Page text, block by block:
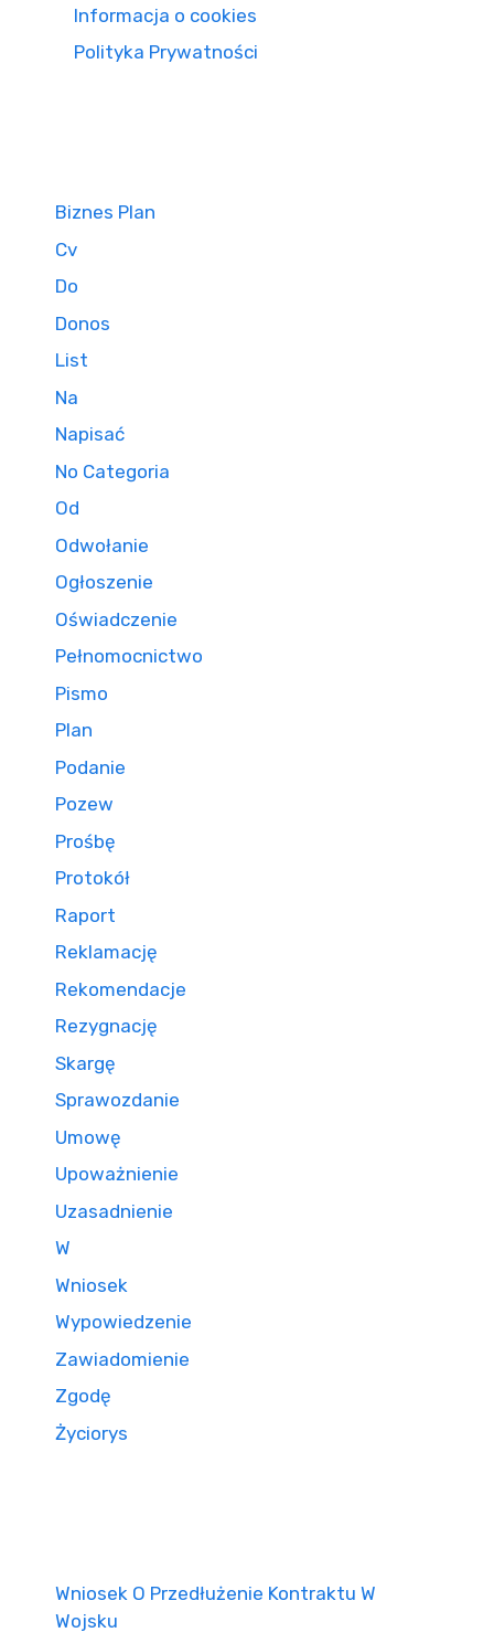
Informacja o cookies
Polityka Prywatności
Biznes Plan
Cv
Do
Donos
List
Na
Napisać
No Categoria
Od
Odwołanie
Ogłoszenie
Oświadczenie
Pełnomocnictwo
Pismo
Plan
Podanie
Pozew
Prośbę
Protokół
Raport
Reklamację
Rekomendacje
Rezygnację
Skargę
Sprawozdanie
Umowę
Upoważnienie
Uzasadnienie
W
Wniosek
Wypowiedzenie
Zawiadomienie
Zgodę
Życiorys
Wniosek O Przedłużenie Kontraktu W
Wojsku